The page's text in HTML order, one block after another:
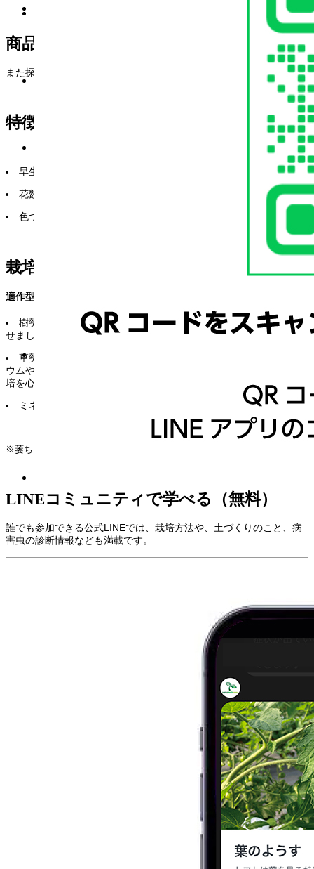
商品説明
また探したくなる官能的な美味しさが特長の赤色中玉トマトです。
特徴
早生、中葉でやや伸び採光性が良いです。
花数は10〜15花/房。
色づき始めから味が乗りやすいのが特徴です。
栽培のポイント
適作型...露地(寒高冷地・一般地・暖地)/半促成、促成/抑制
樹勢が強いので、適期苗定植に努めて、第一段果房を必ず着果さ
せましょう。
草勢が強いと裂果の原因になるため、窒素分はやや控え、カルシ
ウムやマグネシウム等のミネラル、微量要素を積極的に施用した栽
培を心がけましょう。
ミネラル不足は軟化の原因にもなるので注意が必要。
※萎ちょう病(F1)・半身萎ちょう病(V)・ToMV(Tm-1型)に抵抗性
LINEコミュニティで学べる（無料）
誰でも参加できる公式LINEでは、栽培方法や、土づくりのこと、病
害虫の診断情報なども満載です。